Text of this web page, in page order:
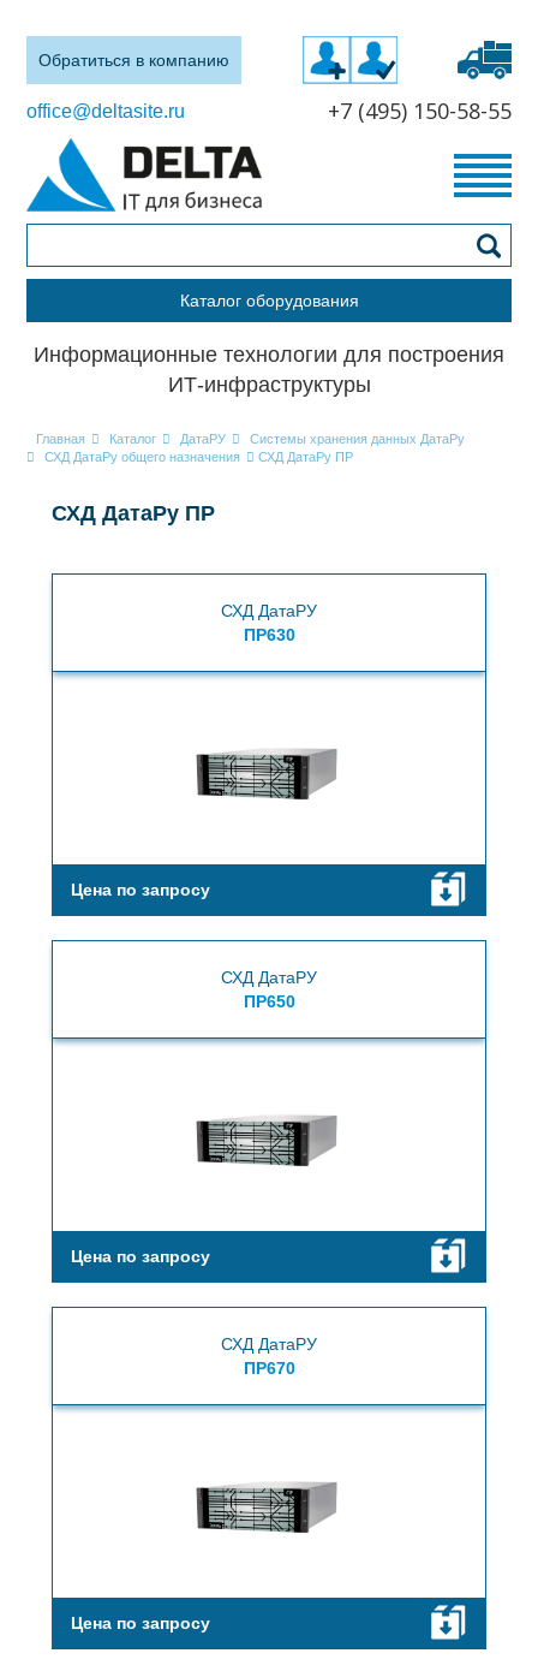
Обратиться в компанию
office@deltasite.ru +7 (495) 150-58-55
Каталог оборудования
Информационные технологии для построения
ИТ-инфраструктуры
Главная Каталог ДатаРУ
Системы хранения данных ДатаРу
СХД ДатаРу общего назначения
СХД ДатаРу ПР
СХД ДатаРу ПР
СХД ДатаРУ
ПР630
Цена по запросу
СХД ДатаРУ
ПР650
Цена по запросу
СХД ДатаРУ
ПР670
Цена по запросу